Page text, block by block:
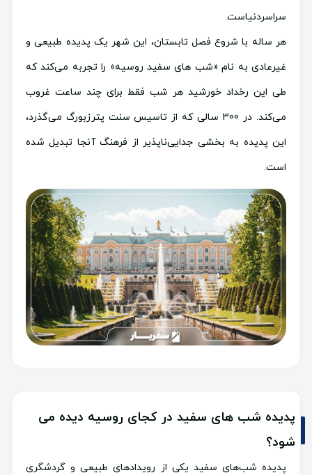
سراسردنیاست.
هر ساله با شروع فصل تابستان، این شهر یک پدیده طبیعی و
غیرعادی به نام «شب های سفید روسیه» را تجربه می‌کند که
طی این رخداد خورشید هر شب فقط برای چند ساعت غروب
می‌کند. در 300 سالی که از تاسیس سنت پترزبورگ می‌گذرد،
این پدیده به بخشی جدایی‌ناپذیر از فرهنگ آنجا تبدیل شده
است.
پدیده شب های سفید در کجای روسیه دیده می
شود؟
پدیده شب‌های سفید یکی از رویدادهای طبیعی و گردشگری